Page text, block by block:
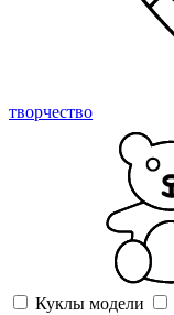
творчество
Куклы модели